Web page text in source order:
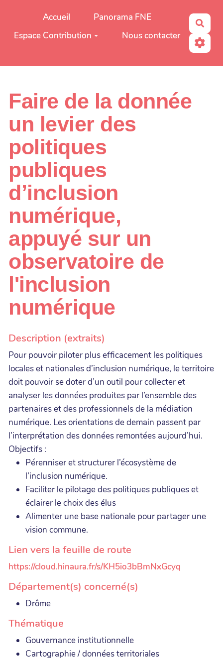
Aller au contenu principal
Accueil
Panorama FNE
Espace Contribution
Nous contacter
Faire de la donnée
un levier des
politiques
publiques
d’inclusion
numérique,
appuyé sur un
observatoire de
l'inclusion
numérique
Description (extraits)
Pour pouvoir piloter plus efficacement les politiques
locales et nationales d’inclusion numérique, le territoire
doit pouvoir se doter d’un outil pour collecter et
analyser les données produites par l’ensemble des
partenaires et des professionnels de la médiation
numérique. Les orientations de demain passent par
l’interprétation des données remontées aujourd’hui.
Objectifs :
Pérenniser et structurer l’écosystème de
l’inclusion numérique.
Faciliter le pilotage des politiques publiques et
éclairer le choix des élus
Alimenter une base nationale pour partager une
vision commune.
Lien vers la feuille de route
https://cloud.hinaura.fr/s/KH5io3bBmNxGcyq
Département(s) concerné(s)
Drôme
Thématique
Gouvernance institutionnelle
Cartographie / données territoriales